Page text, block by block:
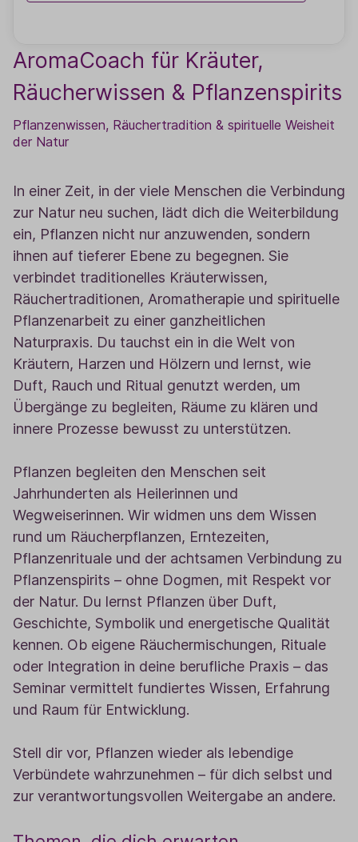
AromaCoach für Kräuter,
Räucherwissen & Pflanzenspirits
Pflanzenwissen, Räuchertradition & spirituelle Weisheit
der Natur
In einer Zeit, in der viele Menschen die Verbindung
zur Natur neu suchen, lädt dich die Weiterbildung
ein, Pflanzen nicht nur anzuwenden, sondern
ihnen auf tieferer Ebene zu begegnen. Sie
verbindet traditionelles Kräuterwissen,
Räuchertraditionen, Aromatherapie und spirituelle
Pflanzenarbeit zu einer ganzheitlichen
Naturpraxis. Du tauchst ein in die Welt von
Kräutern, Harzen und Hölzern und lernst, wie
Duft, Rauch und Ritual genutzt werden, um
Übergänge zu begleiten, Räume zu klären und
innere Prozesse bewusst zu unterstützen.
Pflanzen begleiten den Menschen seit
Jahrhunderten als Heilerinnen und
Wegweiserinnen. Wir widmen uns dem Wissen
rund um Räucherpflanzen, Erntezeiten,
Pflanzenrituale und der achtsamen Verbindung zu
Pflanzenspirits – ohne Dogmen, mit Respekt vor
der Natur. Du lernst Pflanzen über Duft,
Geschichte, Symbolik und energetische Qualität
kennen. Ob eigene Räuchermischungen, Rituale
oder Integration in deine berufliche Praxis – das
Seminar vermittelt fundiertes Wissen, Erfahrung
und Raum für Entwicklung.
Stell dir vor, Pflanzen wieder als lebendige
Verbündete wahrzunehmen – für dich selbst und
zur verantwortungsvollen Weitergabe an andere.